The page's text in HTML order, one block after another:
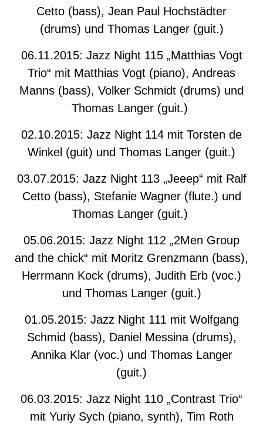
Cetto (bass), Jean Paul Hochstädter
(drums) und Thomas Langer (guit.)
06.11.2015: Jazz Night 115 „Matthias Vogt
Trio“ mit Matthias Vogt (piano), Andreas
Manns (bass), Volker Schmidt (drums) und
Thomas Langer (guit.)
02.10.2015: Jazz Night 114 mit Torsten de
Winkel (guit) und Thomas Langer (guit.)
03.07.2015: Jazz Night 113 „Jeeep“ mit Ralf
Cetto (bass), Stefanie Wagner (flute.) und
Thomas Langer (guit.)
05.06.2015: Jazz Night 112 „2Men Group
and the chick“ mit Moritz Grenzmann (bass),
Herrmann Kock (drums), Judith Erb (voc.)
und Thomas Langer (guit.)
01.05.2015: Jazz Night 111 mit Wolfgang
Schmid (bass), Daniel Messina (drums),
Annika Klar (voc.) und Thomas Langer
(guit.)
06.03.2015: Jazz Night 110 „Contrast Trio“
mit Yuriy Sych (piano, synth), Tim Roth